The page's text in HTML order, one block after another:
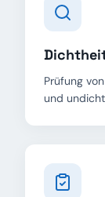
Prüfung
und